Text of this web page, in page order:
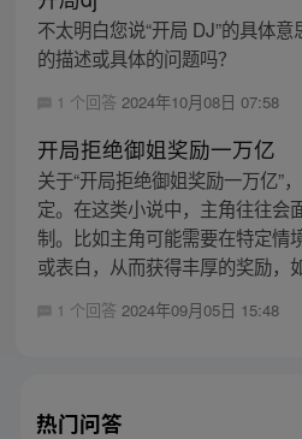
不太明白您说“开局 DJ”的具体
的描述或具体的问题吗？
1 个回答 2024年10月08日 07:58
开局拒绝御姐奖励一万亿
关于“开局拒绝御姐奖励一万亿”
定。在这类小说中，主角往往会
制。比如主角可能需要在特定情
或表白，从而获得丰厚的奖励，
1 个回答 2024年09月05日 15:48
热门问答